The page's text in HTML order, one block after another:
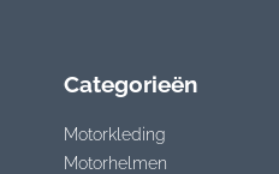
Categorieën
Motorkleding
Motorhelmen